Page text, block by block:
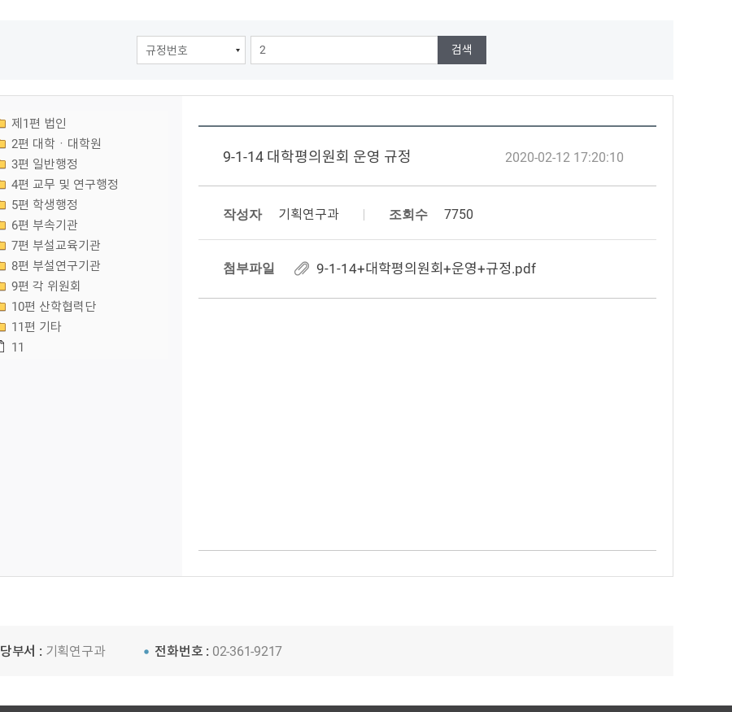
제1편 법인
2편 대학ㆍ대학원
3편 일반행정
4편 교무 및 연구행정
5편 학생행정
6편 부속기관
7편 부설교육기관
8편 부설연구기관
9편 각 위원회
10편 산학협력단
11편 기타
11
9-1-14 대학평의원회 운영 규정
작성자 기획연구과
2020-02-12 17:20:10
조회수 7750
첨부파일 9-1-14+대학평의원회+운영+규정.pdf
부서 : 기획연구과 전화번호 : 02-361-9217